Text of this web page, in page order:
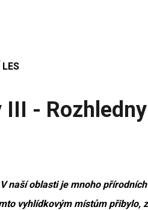
LES
-
naší oblasti je mnoho
vyhlídkovým místům přibylo,